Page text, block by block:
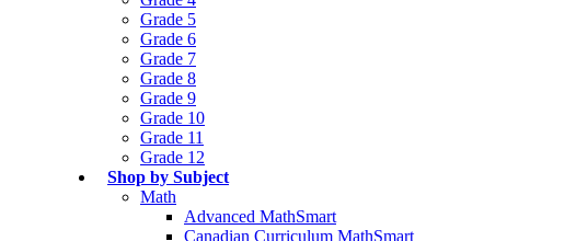
Grade 5
Grade 6
Grade 7
Grade 8
Grade 9
Grade 10
Grade 11
Grade 12
Shop by Subject
Math
Advanced MathSmart
Canadian Curriculum MathSmart